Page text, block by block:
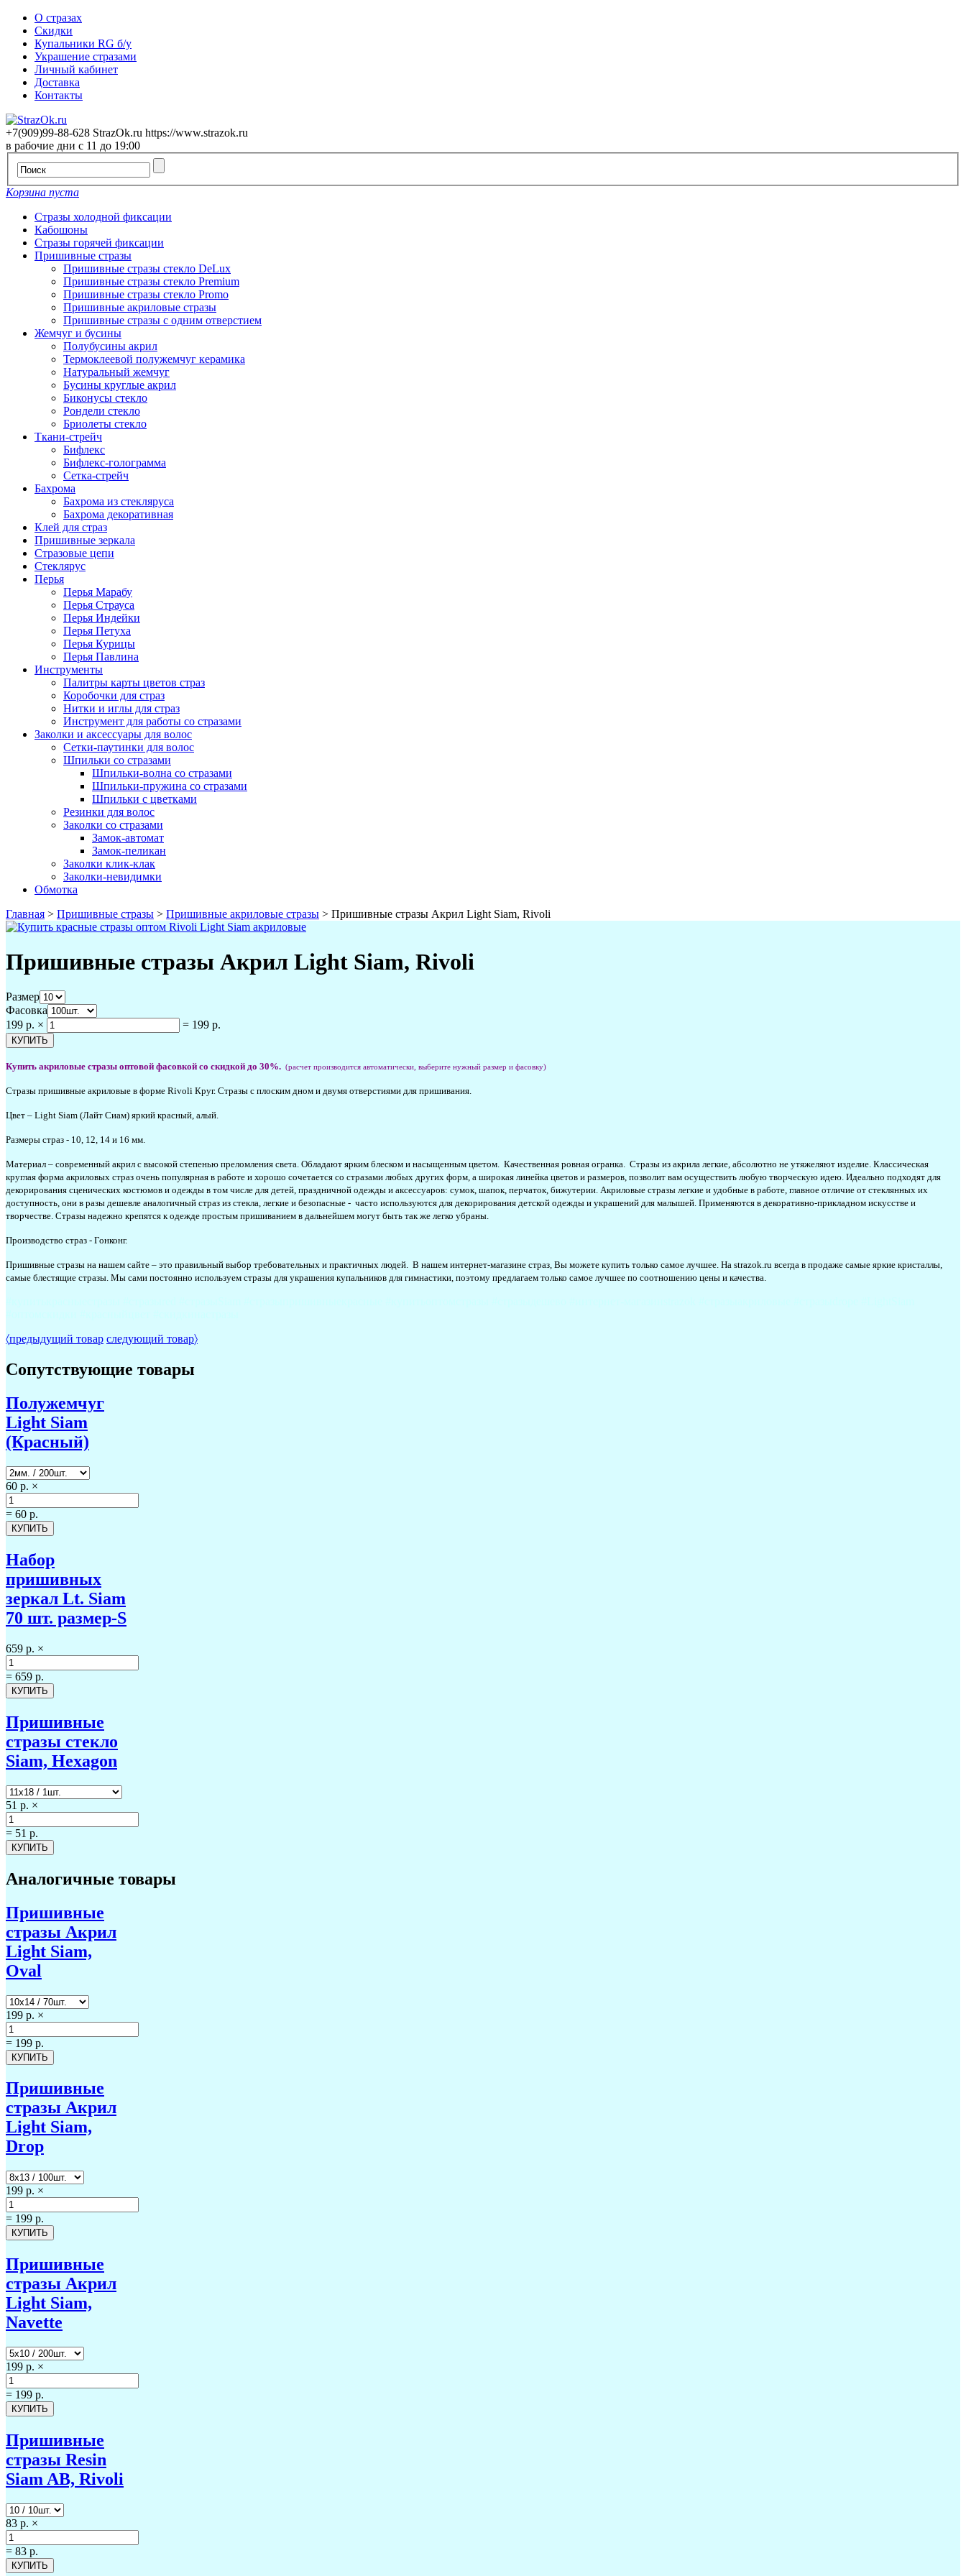
О стразах
Скидки
Купальники RG б/у
Украшение стразами
Личный кабинет
Доставка
Контакты
+7(909)99-88-628 StrazOk.ru https://www.strazok.ru
в рабочие дни с 11 до 19:00
Корзина пуста
Стразы холодной фиксации
Кабошоны
Стразы горячей фиксации
Пришивные стразы
Пришивные стразы стекло DeLux
Пришивные стразы стекло Premium
Пришивные стразы стекло Promo
Пришивные акриловые стразы
Пришивные стразы с одним отверстием
Жемчуг и бусины
Полубусины акрил
Термоклеевой полужемчуг керамика
Натуральный жемчуг
Бусины круглые акрил
Биконусы стекло
Рондели стекло
Бриолеты стекло
Ткани-стрейч
Бифлекс
Бифлекс-голограмма
Сетка-стрейч
Бахрома
Бахрома из стекляруса
Бахрома декоративная
Клей для страз
Пришивные зеркала
Cтразовые цепи
Стеклярус
Перья
Перья Марабу
Перья Страуса
Перья Индейки
Перья Петуха
Перья Курицы
Перья Павлина
Инструменты
Палитры карты цветов страз
Коробочки для страз
Нитки и иглы для страз
Инструмент для работы со стразами
Заколки и аксессуары для волос
Сетки-паутинки для волос
Шпильки со стразами
Шпильки-волна со стразами
Шпильки-пружина со стразами
Шпильки с цветками
Резинки для волос
Заколки со стразами
Замок-автомат
Замок-пеликан
Заколки клик-клак
Заколки-невидимки
Обмотка
Главная > Пришивные стразы > Пришивные акриловые стразы > Пришивные стразы Акрил Light Siam, Rivoli
Пришивные стразы Акрил Light Siam, Rivoli
Размер
Фасовка
199 р. × = 199 р.
Купить акриловые стразы оптовой фасовкой со скидкой до 30%. (расчет производится автоматически, выберите нужный размер и фасовку)
Стразы пришивные акриловые в форме Rivoli Круг. Стразы с плоским дном и двумя отверстиями для пришивания.
Цвет – Light Siam (Лайт Сиам) яркий красный, алый.
Размеры страз - 10, 12, 14 и 16 мм.
Материал – современный акрил с высокой степенью преломления света. Обладают ярким блеском и насыщенным цветом. Качественная ровная огранка. Стразы из акрила легкие, абсолютно не утяжеляют изделие. Классическая
круглая форма акриловых страз очень популярная в работе и хорошо сочетается со стразами любых других форм, а широкая линейка цветов и размеров, позволит вам осуществить любую творческую идею. Идеально подходят для
декорирования сценических костюмов и одежды в том числе для детей, праздничной одежды и аксессуаров: сумок, шапок, перчаток, бижутерии. Акриловые стразы легкие и удобные в работе, главное отличие от стеклянных их
доступность, они в разы дешевле аналогичный страз из стекла, легкие и безопасные - часто используются для декорирования детской одежды и украшений для малышей. Применяются в декоративно-прикладном искусстве и
творчестве. Стразы надежно крепятся к одежде простым пришиванием в дальнейшем могут быть так же легко убраны.
Производство страз - Гонконг.
Пришивные стразы на нашем сайте – это правильный выбор требовательных и практичных людей. В нашем интернет-магазине страз, Вы можете купить только самое лучшее. На strazok.ru всегда в продаже самые яркие кристаллы,
самые блестящие стразы. Мы сами постоянно используем стразы для украшения купальников для гимнастики, поэтому предлагаем только самое лучшее по соотношению цены и качества.
〈предыдущий товар следующий товар〉
Сопутствующие товары
Полужемчуг
Light Siam
(Красный)
60 р. ×
= 60 р.
Набор
пришивных
зеркал Lt. Siam
70 шт. размер-S
659 р. ×
= 659 р.
Пришивные
стразы стекло
Siam, Hexagon
51 р. ×
= 51 р.
Аналогичные товары
Пришивные
стразы Акрил
Light Siam,
Oval
199 р. ×
= 199 р.
Пришивные
стразы Акрил
Light Siam,
Drop
199 р. ×
= 199 р.
Пришивные
стразы Акрил
Light Siam,
Navette
199 р. ×
= 199 р.
Пришивные
стразы Resin
Siam AB, Rivoli
83 р. ×
= 83 р.